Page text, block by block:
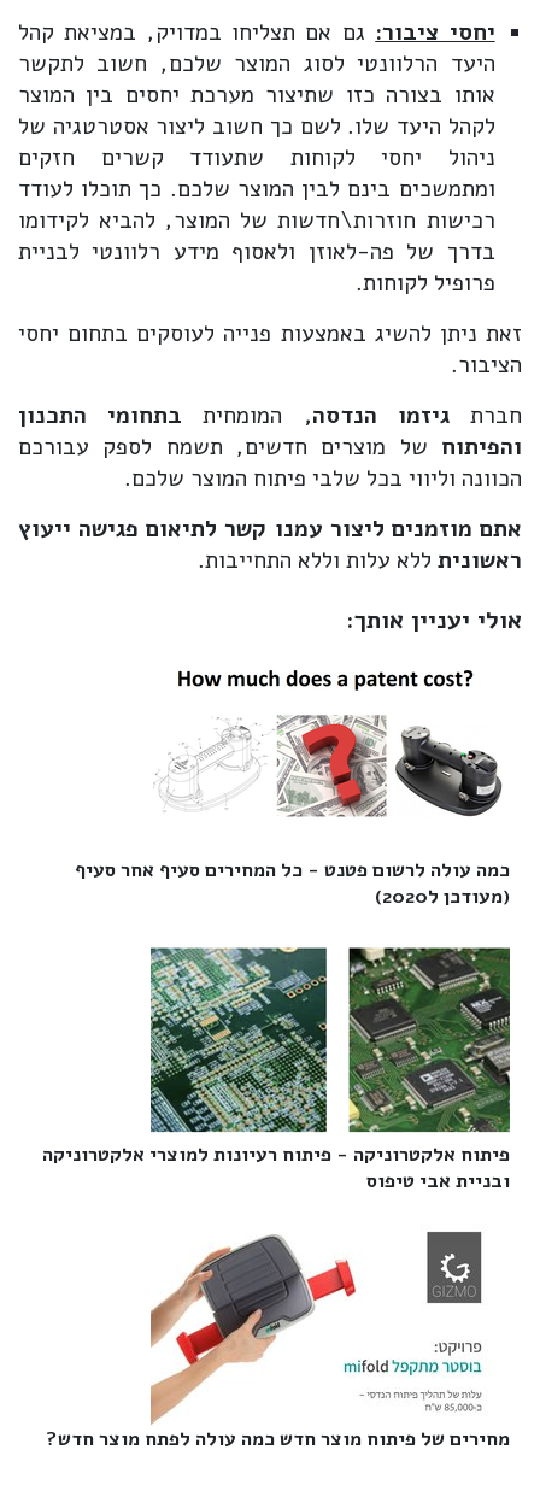
יחסי ציבור: גם אם תצליחו במדויק, במציאת קהל
היעד הרלוונטי לסוג המוצר שלכם, חשוב לתקשר
אותו בצורה כזו שתיצור מערכת יחסים בין המוצר
לקהל היעד שלו. לשם כך חשוב ליצור אסטרטגיה של
ניהול יחסי לקוחות שתעודד קשרים חזקים
ומתמשכים בינם לבין המוצר שלכם. כך תוכלו לעודד
רכישות חוזרות\חדשות של המוצר, להביא לקידומו
בדרך של פה-לאוזן ולאסוף מידע רלוונטי לבניית
פרופיל לקוחות.
זאת ניתן להשיג באמצעות פנייה לעוסקים בתחום יחסי
הציבור.
חברתגיזמו הנדסה, המומחית בתחומי התכנון
והפיתוח של מוצרים חדשים, תשמח לספק עבורכם
הכוונה וליווי בכל שלבי פיתוח המוצר שלכם.
אתם מוזמנים ליצור עמנו קשר לתיאום פגישה ייעוץ
ראשונית ללא עלות וללא התחייבות.
אולי יעניין אותך:
כמה עולה לרשום פטנט - כל המחירים סעיף אחר סעיף
(מעודכן ל2020)‎
פיתוח אלקטרוניקה - פיתוח רעיונות למוצרי אלקטרוניקה
ובניית אבי טיפוס‎
מחירים של פיתוח מוצר חדש כמה עולה לפתח מוצר חדש?‎